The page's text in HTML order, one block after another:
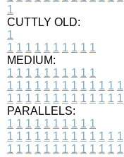
1
CUTTLY OLD:
1
1 1 1 1 1 1 1 1 1 1
MEDIUM:
1 1 1 1 1 1 1 1 1 1
1 1 1 1 1 1 1 1 1 1 1 1 1
1 1 1 1 1 1 1 1 1 1 1 1 1
PARALLELS:
1 1 1 1 1 1 1 1 1 1
1 1 1 1 1 1 1 1 1 1 1 1 1
1 1 1 1 1 1 1 1 1 1 1 1 1